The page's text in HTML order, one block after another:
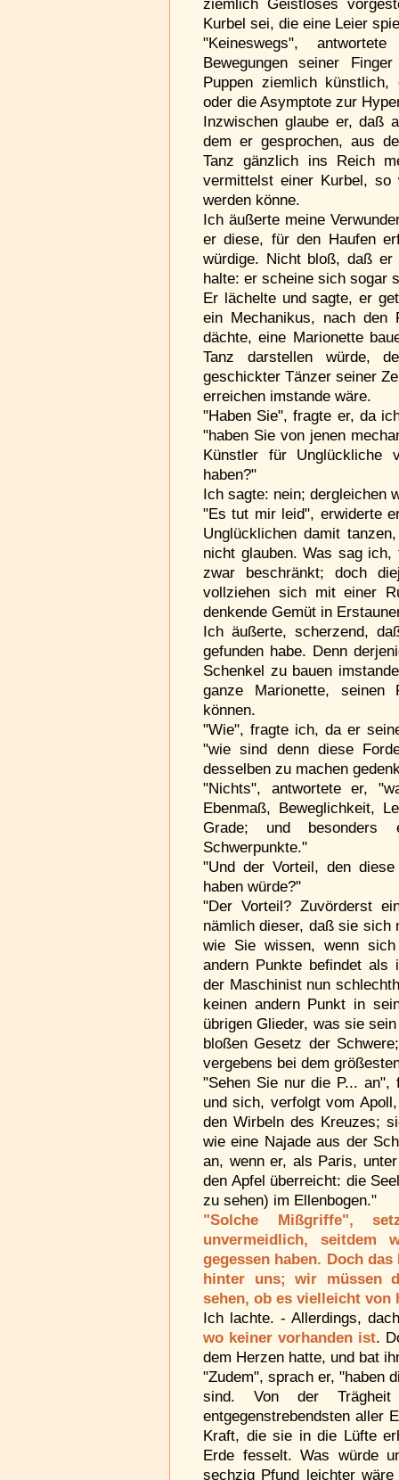
ziemlich Geistloses
Kurbel sei, die eine Leier
"Keineswegs",
Bewegungen seiner
Puppen ziemlich
oder die Asymptote zur
Inzwischen glaube er, daß
dem er gesprochen, aus
Tanz gänzlich ins Reich
vermittelst einer Kurbel,
werden könne.
Ich äußerte meine
er diese, für den Haufen
würdige. Nicht bloß, daß
halte: er scheine sich sogar
Er lächelte und sagte, er
ein Mechanikus, nach den
dächte, eine Marionette
Tanz darstellen würde,
geschickter Tänzer seiner
erreichen imstande wäre.
"Haben Sie", fragte er, da
"haben Sie von jenen
Künstler für Unglückliche
haben?"
Ich sagte: nein; dergleichen
"Es tut mir leid", erwiderte
Unglücklichen damit
nicht glauben. Was sag
zwar beschränkt; doch
vollziehen sich mit einer
denkende Gemüt in
Ich äußerte, scherzend,
gefunden habe. Denn
Schenkel zu bauen
ganze Marionette, seinen
können.
"Wie", fragte ich, da er
"wie sind denn diese
desselben zu machen
"Nichts", antwortete er,
Ebenmaß, Beweglichkeit,
Grade; und besonders
Schwerpunkte."
"Und der Vorteil, den
haben würde?"
"Der Vorteil? Zuvörderst
nämlich dieser, daß sie sich
wie Sie wissen, wenn
andern Punkte befindet als
der Maschinist nun
keinen andern Punkt in
übrigen Glieder, was sie
bloßen Gesetz der
vergebens bei dem
"Sehen Sie nur die P...
und sich, verfolgt vom
den Wirbeln des Kreuzes;
wie eine Najade aus der
an, wenn er, als Paris,
den Apfel überreicht: die
zu sehen) im Ellenbogen."
"Solche Mißgriffe",
unvermeidlich, seitdem
gegessen haben. Doch
hinter uns; wir müssen
sehen, ob es vielleicht
Ich lachte. - Allerdings,
wo keiner vorhanden ist.
dem Herzen hatte, und bat
"Zudem", sprach er, "haben
sind. Von der
entgegenstrebendsten aller
Kraft, die sie in die Lüfte
Erde fesselt. Was würde
sechzig Pfund leichter